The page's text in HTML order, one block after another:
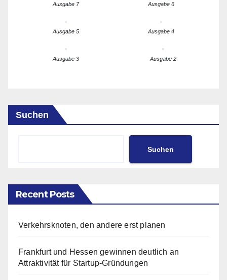
Ausgabe 7 Ausgabe 6
Ausgabe 5 Ausgabe 4
Ausgabe 3 Ausgabe 2
Suchen
Suchen
Recent Posts
Verkehrsknoten, den andere erst planen
Frankfurt und Hessen gewinnen deutlich an
Attraktivität für Startup-Gründungen